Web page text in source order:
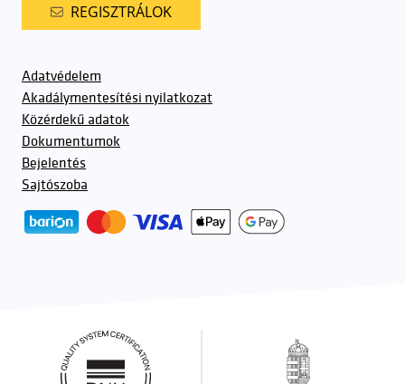
REGISZTRÁLOK
Adatvédelem
Akadálymentesítési nyilatkozat
Közérdekű adatok
Dokumentumok
Bejelentés
Sajtószoba